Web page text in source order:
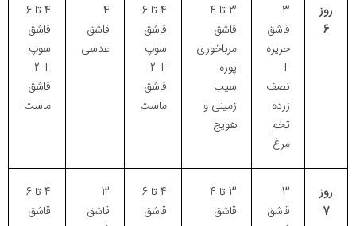
روز
6
3
قاشق
حریره
+
نصف
زرده
تخم
مرغ
3 تا 4
قاشق
مرباخوری
پوره
سیب
زمینی و
هویج
4 تا 6
قاشق
سوپ
+ 2
قاشق
ماست
4
قاشق
عدسی
4 تا 6
قاشق
سوپ
+ 2
قاشق
ماست
روز
7
3
قاشق
3 تا 4
قاشق
4 تا 6
قاشق
3
قاشق
4 تا 6
قاشق